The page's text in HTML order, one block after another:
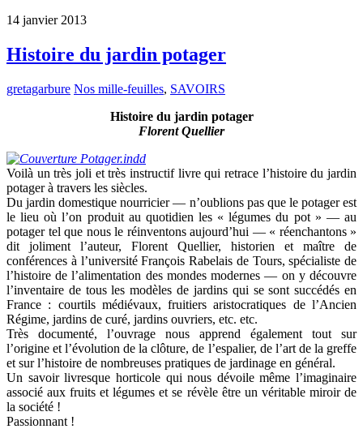
14 janvier 2013
Histoire du jardin potager
gretagarbure Nos mille-feuilles, SAVOIRS
Histoire du jardin potager
Florent Quellier
Voilà un très joli et très instructif livre qui retrace l’histoire du jardin
potager à travers les siècles.
Du jardin domestique nourricier — n’oublions pas que le potager est
le lieu où l’on produit au quotidien les « légumes du pot » — au
potager tel que nous le réinventons aujourd’hui — « réenchantons »
dit joliment l’auteur, Florent Quellier, historien et maître de
conférences à l’université François Rabelais de Tours, spécialiste de
l’histoire de l’alimentation des mondes modernes — on y découvre
l’inventaire de tous les modèles de jardins qui se sont succédés en
France : courtils médiévaux, fruitiers aristocratiques de l’Ancien
Régime, jardins de curé, jardins ouvriers, etc. etc.
Très documenté, l’ouvrage nous apprend également tout sur
l’origine et l’évolution de la clôture, de l’espalier, de l’art de la greffe
et sur l’histoire de nombreuses pratiques de jardinage en général.
Un savoir livresque horticole qui nous dévoile même l’imaginaire
associé aux fruits et légumes et se révèle être un véritable miroir de
la société !
Passionnant !